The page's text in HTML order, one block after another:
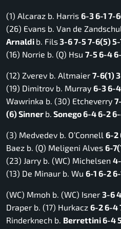
(1) Alcaraz b. Harris 6-3 6-1 7-
(26) Evans b. Van de
Arnaldi b. Fils3-6 7-5 7-6(5)
(16) Norrie b. (Q) Hsu 7-5 6-4
(12) Zverev b. Altmaier 7-6(1)
(19) Dimitrov b. Murray 6-3 6-
Wawrinka b. (30) Etcheverry
(6) Sinner b. Sonego 6-4 6-2
(3) Medvedev b. O’Connell 6-2
Baez b. (Q) Meligeni Alves 6-
(23) Jarry b. (WC) Michelsen
(13) De Minaur b. Wu 6-1 6-2 6-
(WC) Mmoh b. (WC) Isner 3-6
Draper b. (17) Hurkacz 6-2 6-4
Rinderknech b. Berrettini 6-4